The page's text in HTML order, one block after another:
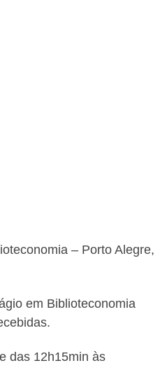
– Porto Alegre,
em Biblioteconomia
das 12h15min às